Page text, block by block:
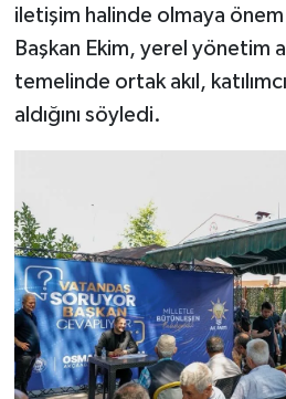
iletişim halinde olmaya
Başkan Ekim, yerel yönetim
temelinde ortak akıl,
aldığını söyledi.